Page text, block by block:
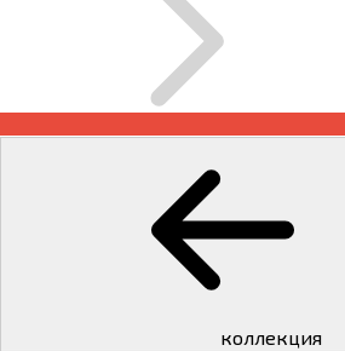
коллекция